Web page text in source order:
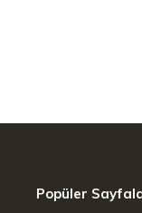
Popüler